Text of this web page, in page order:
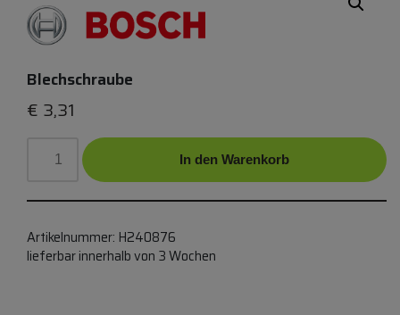
Blechschraube
€ 3,31
In den Warenkorb
Artikelnummer: H240876
lieferbar innerhalb von 3 Wochen